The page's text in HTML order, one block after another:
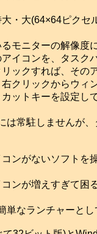
・大(64×64ピクセ
モニターの解像度
イコンを、タスク
ックすれば、その
クリックからウィ
ットキーを設定し
は常駐しませんが
ンがないソフトを
ンが増えすぎて困
単なランチャーと